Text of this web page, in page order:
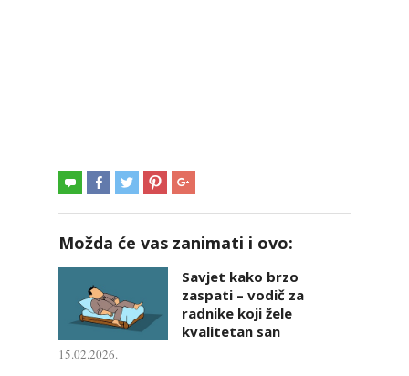
Možda će vas zanimati i ovo:
Savjet kako brzo
zaspati – vodič za
radnike koji žele
kvalitetan san
15.02.2026.